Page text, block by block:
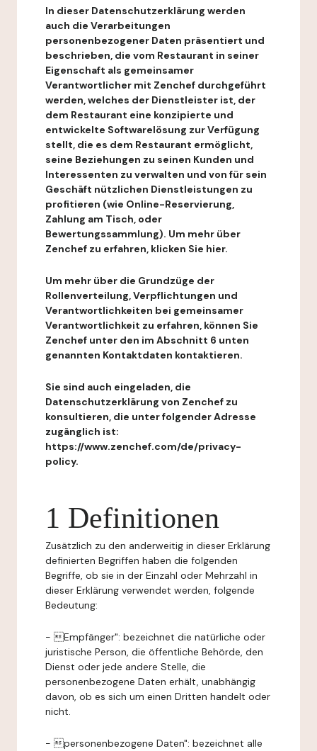
In dieser Datenschutzerklärung werden
auch die Verarbeitungen
personenbezogener Daten präsentiert und
beschrieben, die vom Restaurant in seiner
Eigenschaft als gemeinsamer
Verantwortlicher mit Zenchef durchgeführt
werden, welches der Dienstleister ist, der
dem Restaurant eine konzipierte und
entwickelte Softwarelösung zur Verfügung
stellt, die es dem Restaurant ermöglicht,
seine Beziehungen zu seinen Kunden und
Interessenten zu verwalten und von für sein
Geschäft nützlichen Dienstleistungen zu
profitieren (wie Online-Reservierung,
Zahlung am Tisch, oder
Bewertungssammlung). Um mehr über
Zenchef zu erfahren, klicken Sie hier.
Um mehr über die Grundzüge der
Rollenverteilung, Verpflichtungen und
Verantwortlichkeiten bei gemeinsamer
Verantwortlichkeit zu erfahren, können Sie
Zenchef unter den im Abschnitt 6 unten
genannten Kontaktdaten kontaktieren.
Sie sind auch eingeladen, die
Datenschutzerklärung von Zenchef zu
konsultieren, die unter folgender Adresse
zugänglich ist:
https://www.zenchef.com/de/privacy-
policy.
1 Definitionen
Zusätzlich zu den anderweitig in dieser Erklärung
definierten Begriffen haben die folgenden
Begriffe, ob sie in der Einzahl oder Mehrzahl in
dieser Erklärung verwendet werden, folgende
Bedeutung:
- Empfänger": bezeichnet die natürliche oder
juristische Person, die öffentliche Behörde, den
Dienst oder jede andere Stelle, die
personenbezogene Daten erhält, unabhängig
davon, ob es sich um einen Dritten handelt oder
nicht.
- personenbezogene Daten": bezeichnet alle